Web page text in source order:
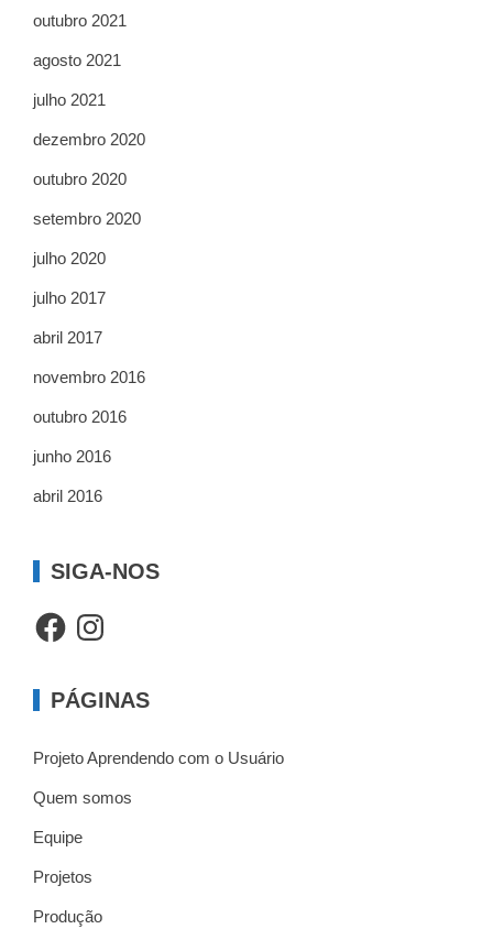
outubro 2021
agosto 2021
julho 2021
dezembro 2020
outubro 2020
setembro 2020
julho 2020
julho 2017
abril 2017
novembro 2016
outubro 2016
junho 2016
abril 2016
SIGA-NOS
FacebookInstagram
PÁGINAS
Projeto Aprendendo com o Usuário
Quem somos
Equipe
Projetos
Produção